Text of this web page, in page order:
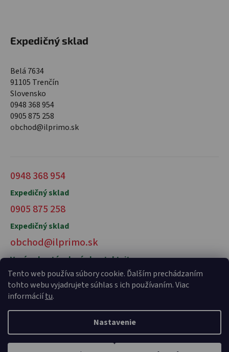
Tento web používa súbory cookie. Ďalším prechádzaním
tohto webu vyjadrujete súhlas s ich používaním. Viac
informáciítu.
Nastavenie
Expedičný sklad
Belá 7634
91105 Trenčín
Slovensko
0948 368 954
0905 875 258
obchod@ilprimo.sk
0948 368 954
Expedičný sklad
0905 875 258
Expedičný sklad
obchod@ilprimo.sk
V prípade otázok nás kontaktujte
Vytvoril Shoptet Premium a Adatelier